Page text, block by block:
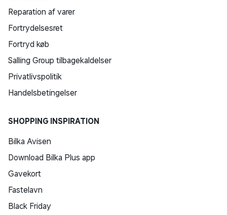
Reparation af varer
Fortrydelsesret
Fortryd køb
Salling Group tilbagekaldelser
Privatlivspolitik
Handelsbetingelser
SHOPPING INSPIRATION
Bilka Avisen
Download Bilka Plus app
Gavekort
Fastelavn
Black Friday